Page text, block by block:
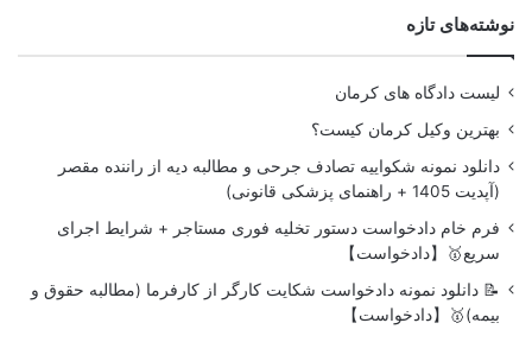
نوشته‌های تازه
لیست دادگاه های کرمان
بهترین وکیل کرمان کیست؟
دانلود نمونه شکواییه تصادف جرحی و مطالبه دیه از راننده مقصر
(آپدیت 1405 + راهنمای پزشکی قانونی)
فرم خام دادخواست دستور تخلیه فوری مستاجر + شرایط اجرای
سریع🥇【دادخواست】
📝 دانلود نمونه دادخواست شکایت کارگر از کارفرما (مطالبه حقوق و
بیمه)🥇【دادخواست】